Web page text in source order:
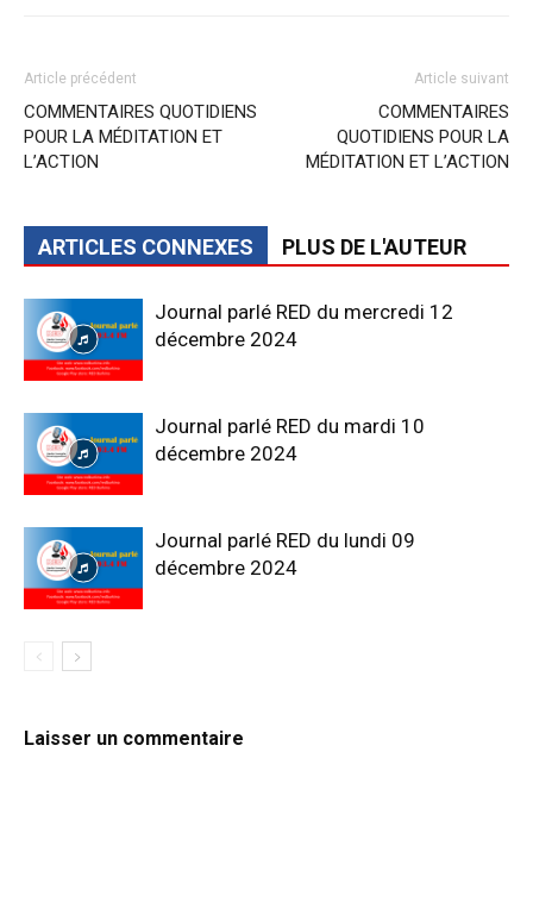
Article précédent
COMMENTAIRES QUOTIDIENS
POUR LA MÉDITATION ET
L’ACTION
Article suivant
COMMENTAIRES
QUOTIDIENS POUR LA
MÉDITATION ET L’ACTION
ARTICLES CONNEXES PLUS DE L'AUTEUR
Journal parlé RED du mercredi 12
décembre 2024
Journal parlé RED du mardi 10
décembre 2024
Journal parlé RED du lundi 09
décembre 2024
Laisser un commentaire